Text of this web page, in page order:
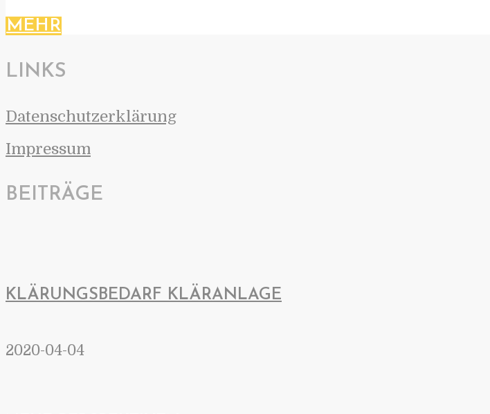
MEHR
LINKS
Datenschutzerklärung
Impressum
BEITRÄGE
KLÄRUNGSBEDARF KLÄRANLAGE
2020-04-04